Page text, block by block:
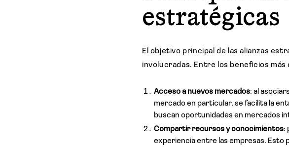
estratégicas
El objetivo principal de las alianzas
involucradas. Entre los beneficios
Acceso a nuevos mercados: al
mercado en particular, se facilita la
buscan oportunidades en mercados
Compartir recursos y conocimientos:
experiencia entre las empresas. Esto